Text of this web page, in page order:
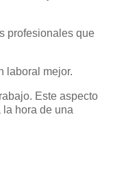
profesionales que
laboral mejor.
Este aspecto
hora de una